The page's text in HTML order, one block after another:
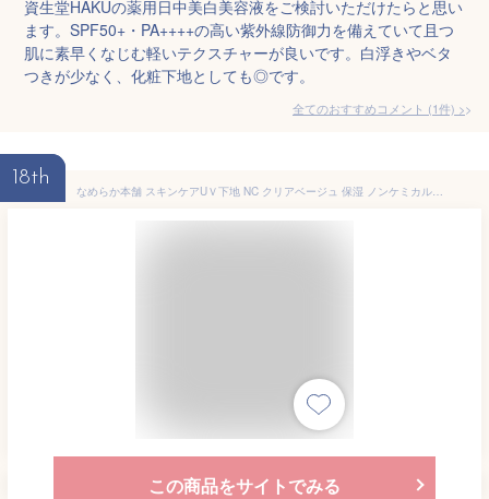
資生堂HAKUの薬用日中美白美容液をご検討いただけたらと思い
ます。SPF50+・PA++++の高い紫外線防御力を備えていて且つ
肌に素早くなじむ軽いテクスチャーが良いです。白浮きやベタ
つきが少なく、化粧下地としても◎です。
全てのおすすめコメント (1件) >
18th
なめらか本舗 スキンケアUＶ下地 NC クリアベージュ 保湿 ノンケミカル 酸化亜鉛フリー 低刺激 SPF45PA+++ 美容液 石鹸オフ 豆乳イソフラボン
この商品をサイトでみる